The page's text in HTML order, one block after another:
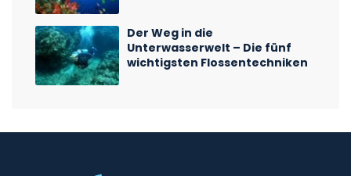
Der Weg in die
Unterwasserwelt – Die fünf
wichtigsten Flossentechniken